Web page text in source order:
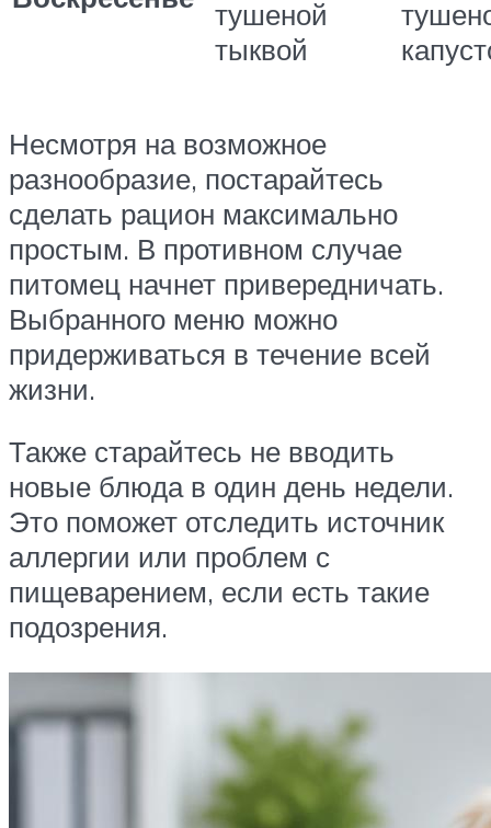
тушеной
тыквой
Несмотря на возможное
разнообразие, постарайтесь
сделать рацион максимально
простым. В противном случае
питомец начнет привередничать.
Выбранного меню можно
придерживаться в течение всей
жизни.
Также старайтесь не вводить
новые блюда в один день недели.
Это поможет отследить источник
аллергии или проблем с
пищеварением, если есть такие
подозрения.